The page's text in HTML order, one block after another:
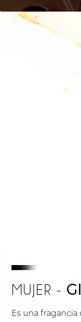
MUJER -
Es una fragancia